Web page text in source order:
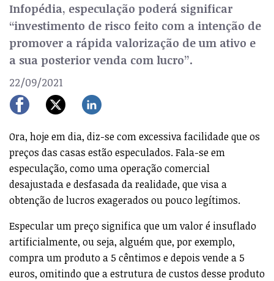
Infopédia, especulação poderá significar
“investimento de risco feito com a intenção de
promover a rápida valorização de um ativo e
a sua posterior venda com lucro”.
22/09/2021
Ora, hoje em dia, diz-se com excessiva facilidade que os
preços das casas estão especulados. Fala-se em
especulação, como uma operação comercial
desajustada e desfasada da realidade, que visa a
obtenção de lucros exagerados ou pouco legítimos.
Especular um preço significa que um valor é insuflado
artificialmente, ou seja, alguém que, por exemplo,
compra um produto a 5 cêntimos e depois vende a 5
euros, omitindo que a estrutura de custos desse produto